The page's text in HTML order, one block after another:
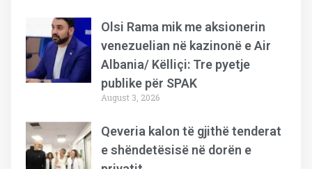
Olsi Rama mik me aksionerin
venezuelian në kazinonë e Air
Albania/ Këlliçi: Tre pyetje
publike për SPAK
August 3, 2026
Qeveria kalon të gjithë tenderat
e shëndetësisë në dorën e